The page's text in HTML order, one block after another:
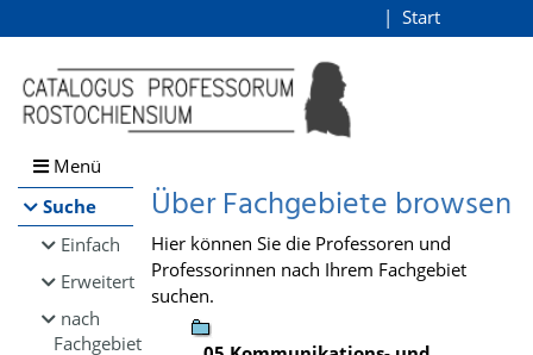
Browsen
direkt zum Inhalt
Start
Menü
Suche
Einfach
Erweitert
nach
Fachgebiet
Über Fachgebiete browsen
Hier können Sie die Professoren und
Professorinnen nach Ihrem Fachgebiet
suchen.